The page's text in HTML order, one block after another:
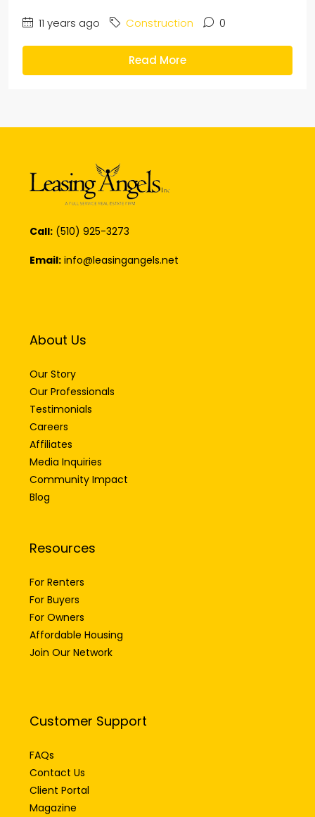
11 years ago Construction 0
Read More
Call: (510) 925-3273
Email: info@leasingangels.net
About Us
Our Story
Our Professionals
Testimonials
Careers
Affiliates
Media Inquiries
Community Impact
Blog
Resources
For Renters
For Buyers
For Owners
Affordable Housing
Join Our Network
Customer Support
FAQs
Contact Us
Client Portal
Magazine